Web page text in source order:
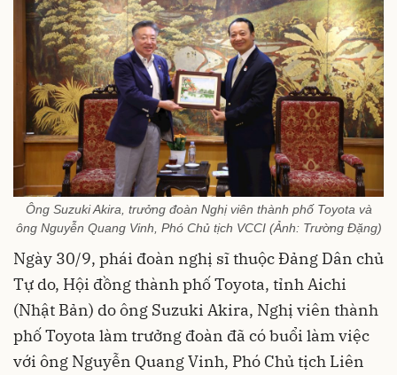
Ông Suzuki Akira, trưởng đoàn Nghị viên thành phố Toyota và
ông Nguyễn Quang Vinh, Phó Chủ tịch VCCI (Ảnh: Trường Đặng)
Ngày 30/9, phái đoàn nghị sĩ thuộc Đảng Dân chủ
Tự do, Hội đồng thành phố Toyota, tỉnh Aichi
(Nhật Bản) do ông Suzuki Akira, Nghị viên thành
phố Toyota làm trưởng đoàn đã có buổi làm việc
với ông Nguyễn Quang Vinh, Phó Chủ tịch Liên